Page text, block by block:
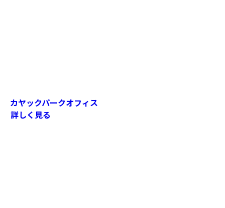
カヤックパークオフィス
詳しく見る